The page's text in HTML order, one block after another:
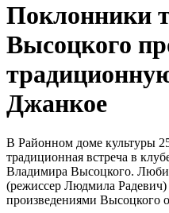
Поклонники
Высоцкого
Джанкое
В Районном доме культуры
традиционная встреча в
Владимира Высоцкого.
(режиссер Людмила Радевич)
произведениями Высоцкого